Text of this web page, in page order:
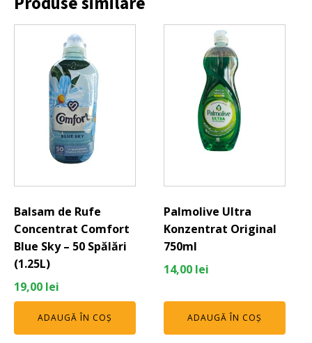
Balsam de Rufe
Concentrat Comfort
Blue Sky – 50 Spălări
(1.25L)
19,00 lei
ADAUGĂ ÎN COȘ
Palmolive Ultra
Konzentrat Original
750ml
14,00 lei
ADAUGĂ ÎN COȘ